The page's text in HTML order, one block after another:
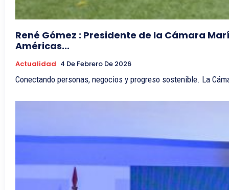
René Gómez : Presidente de la Cámara
Américas...
Actualidad 4 De Febrero De 2026